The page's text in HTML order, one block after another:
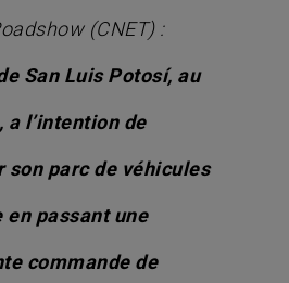
(CNET) :
San Luis Potosí, au
a l’intention de
son parc de véhicules
en passant une
commande de